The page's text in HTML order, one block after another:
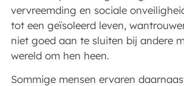
vervreemding en sociale
tot een geïsoleerd leven,
niet goed aan te sluiten bij andere
wereld om hen heen.
Sommige mensen ervaren